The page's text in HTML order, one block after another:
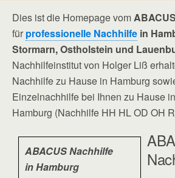
Dies ist die Homepage vom
für professionelle Nachhilfe in
Stormarn, Ostholstein und
Nachhilfeinstitut von Holger Liß
Nachhilfe zu Hause in Hamburg
Einzelnachhilfe bei Ihnen zu Hause
Hamburg (Nachhilfe HH HL OD OH
ABACUS Nachhilfe
in Hamburg